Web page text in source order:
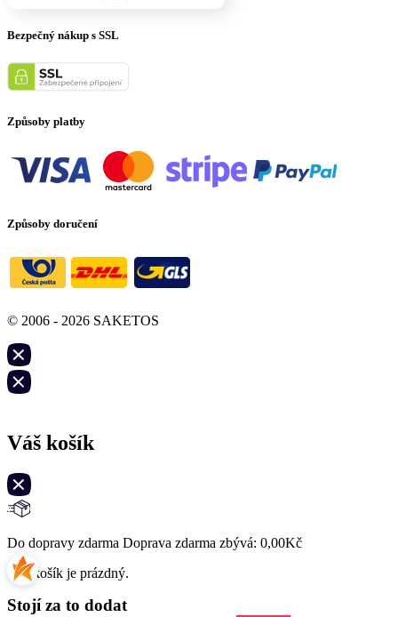
Bezpečný nákup s SSL
Způsoby platby
Způsoby doručení
© 2006 - 2026 SAKETOS
Váš košík
Do dopravy zdarma Doprava zdarma zbývá: 0,00Kč
Váš košík je prázdný.
Stojí za to dodat